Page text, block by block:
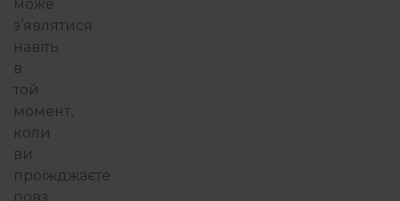
може
з’являтися
навіть
в
той
момент,
коли
ви
проїжджаєте
повз